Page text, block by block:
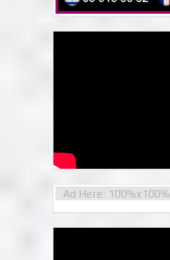
Ad Here: 100%x100%